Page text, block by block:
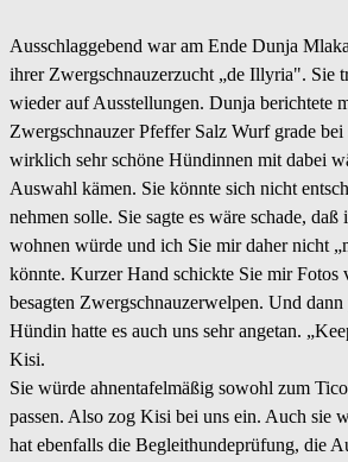
Ausschlaggebend war am Ende Dunja
ihrer Zwergschnauzerzucht „de Illyria". Sie
wieder auf Ausstellungen. Dunja berichtete
Zwergschnauzer Pfeffer Salz Wurf grade bei
wirklich sehr schöne Hündinnen mit dabei
Auswahl kämen. Sie könnte sich nicht
nehmen solle. Sie sagte es wäre schade,
wohnen würde und ich Sie mir daher nicht
könnte. Kurzer Hand schickte Sie mir Fotos
besagten Zwergschnauzerwelpen. Und dann
Hündin hatte es auch uns sehr angetan.
Kisi.
Sie würde ahnentafelmäßig sowohl zum
passen. Also zog Kisi bei uns ein. Auch sie
hat ebenfalls die Begleithundeprüfung, die